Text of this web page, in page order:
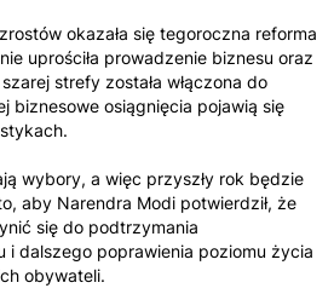
okazała się tegoroczna reforma
uprościła prowadzenie biznesu oraz
strefy została włączona do
biznesowe osiągnięcia pojawią się
wybory, a więc przyszły rok będzie
aby Narendra Modi potwierdził, że
się do podtrzymania
i dalszego poprawienia poziomu życia
obywateli.